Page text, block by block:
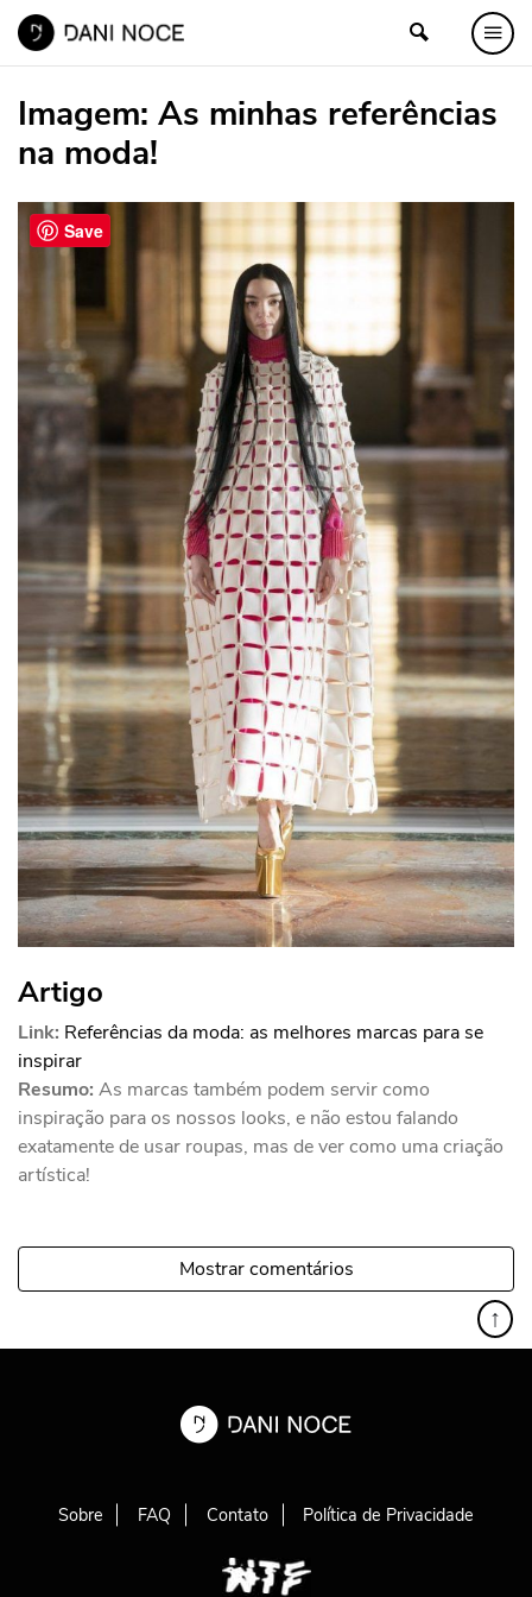
Imagem: As minhas referências
na moda!
Artigo
Link: Referências da moda: as melhores marcas para se
inspirar
Resumo: As marcas também podem servir como
inspiração para os nossos looks, e não estou falando
exatamente de usar roupas, mas de ver como uma criação
artística!
Mostrar comentários
↑
Sobre FAQ Contato Política de Privacidade
Save